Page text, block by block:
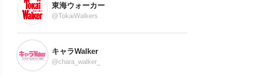
東海ウォーカー
@TokaiWalkers
キャラWalker
@chara_walker_